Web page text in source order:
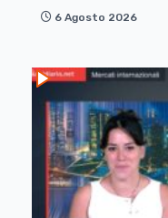
6 Agosto 2026